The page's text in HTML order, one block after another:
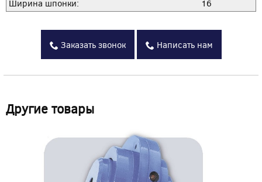
Ширина шпонки:
16
Заказать звонок Написать нам
Другие товары